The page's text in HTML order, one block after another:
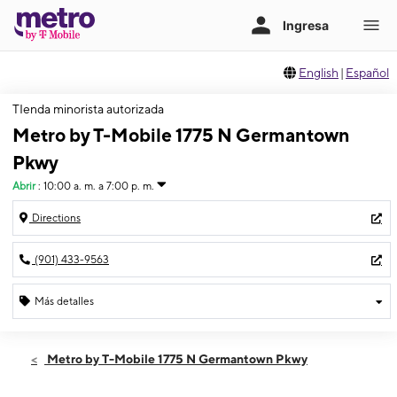
English | Español
TIenda minorista autorizada
Metro by T-Mobile 1775 N Germantown
Pkwy
Abrir : 10:00 a. m. a 7:00 p. m.
Directions
(901) 433-9563
Más detalles
Viernes:10:00 a. m. a 7:00 p. m.
Metro by T-Mobile 1775 N Germantown Pkwy